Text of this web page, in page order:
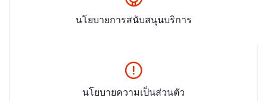
นโยบายการสนับสนุนบริการ
นโยบายความเป็นส่วนตัว